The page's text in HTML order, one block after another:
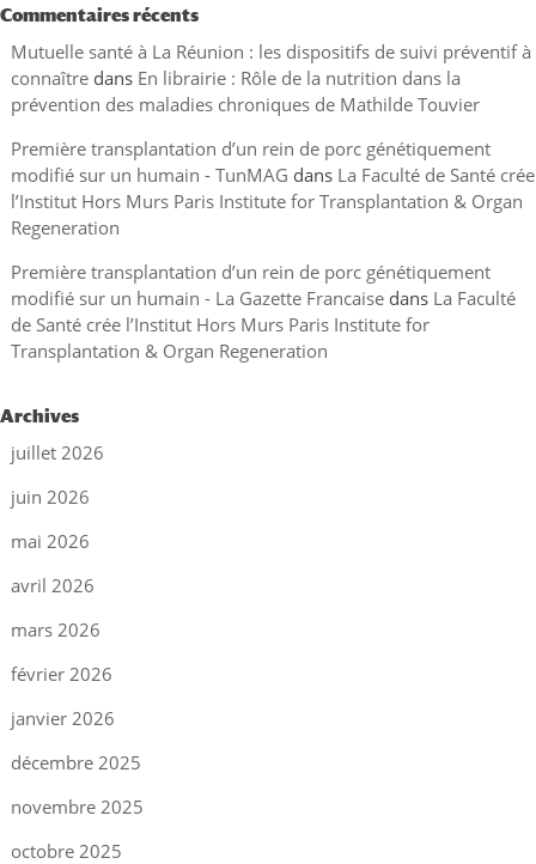
Commentaires récents
Mutuelle santé à La Réunion : les dispositifs de suivi préventif à
connaîtredans En librairie : Rôle de la nutrition dans la
prévention des maladies chroniques de Mathilde Touvier
Première transplantation d’un rein de porc génétiquement
modifié sur un humain - TunMAG dans La Faculté de Santé crée
l’Institut Hors Murs Paris Institute for Transplantation & Organ
Regeneration
Première transplantation d’un rein de porc génétiquement
modifié sur un humain - La Gazette Francaisedans La Faculté
de Santé crée l’Institut Hors Murs Paris Institute for
Transplantation & Organ Regeneration
Archives
juillet 2026
juin 2026
mai 2026
avril 2026
mars 2026
février 2026
janvier 2026
décembre 2025
novembre 2025
octobre 2025